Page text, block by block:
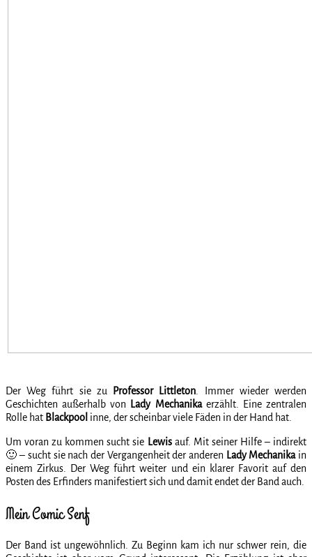
Der Weg führt sie zu Professor Littleton . Immer wieder werden
Geschichten außerhalb von
Lady Mechanikaerzählt. Eine zentralen
Rolle hat Blackpool inne, der scheinbar viele Fäden in der Hand hat.
Um voran zu kommen sucht sie Lewisauf. Mit seiner Hilfe – indirekt
🙂 – sucht sie nach der Vergangenheit der anderen Lady Mechanikain
einem Zirkus. Der Weg führt weiter und ein klarer Favorit auf den
Posten des Erfinders manifestiert sich und damit endet der Band auch.
Mein Comic Senf
Der Band ist ungewöhnlich. Zu Beginn kam ich nur schwer rein, die